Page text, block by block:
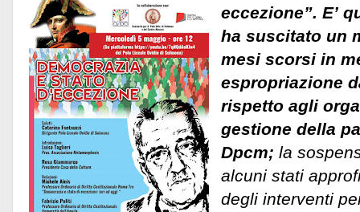
eccezione”. E’
ha suscitato un
mesi scorsi in
espropriazione
rispetto agli
gestione della
Dpcm; la
alcuni stati
degli interventi